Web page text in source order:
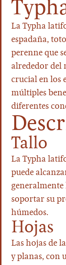
La Typha
espadaña,
perenne que
alrededor del
crucial en los
múltiples
diferentes
Tallo
La Typha
puede
generalmente
soportar su
húmedos.
Hojas
Las hojas de
y planas, con